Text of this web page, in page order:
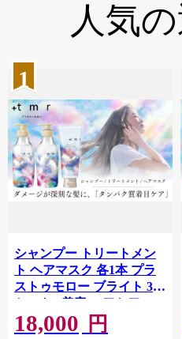
人気
1
シャンプー トリートメン
ト ヘアマスク 各1本 プラ
ストゥモロー ブライト 3本
セット | 美容 ヘアケア つ
めかえ 詰め替え ブリーチ
口コミ 香り リピート ラン
18,000 円